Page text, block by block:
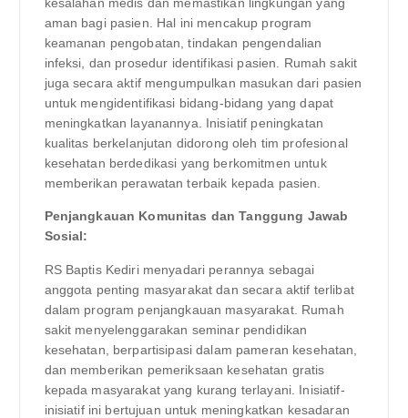
kesalahan medis dan memastikan lingkungan yang
aman bagi pasien. Hal ini mencakup program
keamanan pengobatan, tindakan pengendalian
infeksi, dan prosedur identifikasi pasien. Rumah sakit
juga secara aktif mengumpulkan masukan dari pasien
untuk mengidentifikasi bidang-bidang yang dapat
meningkatkan layanannya. Inisiatif peningkatan
kualitas berkelanjutan didorong oleh tim profesional
kesehatan berdedikasi yang berkomitmen untuk
memberikan perawatan terbaik kepada pasien.
Penjangkauan Komunitas dan Tanggung Jawab
Sosial:
RS Baptis Kediri menyadari perannya sebagai
anggota penting masyarakat dan secara aktif terlibat
dalam program penjangkauan masyarakat. Rumah
sakit menyelenggarakan seminar pendidikan
kesehatan, berpartisipasi dalam pameran kesehatan,
dan memberikan pemeriksaan kesehatan gratis
kepada masyarakat yang kurang terlayani. Inisiatif-
inisiatif ini bertujuan untuk meningkatkan kesadaran